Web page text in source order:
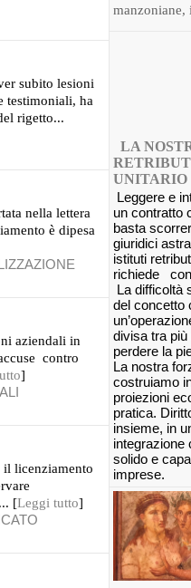
subito lesioni
testimoniali, ha
rigetto...
nella lettera
è dipesa
aziendali in
contro
]
il licenziamento
[Leggi tutto]
manzoniane,
LA
UNITARIO
Leggere e
un contratto
basta
giuridici
istituti
richiede
La difficoltà
del concetto
divisa tra
perdere la
La nostra
costruiamo
proiezioni
pratica.
insieme, in
integrazione
solido e
imprese.